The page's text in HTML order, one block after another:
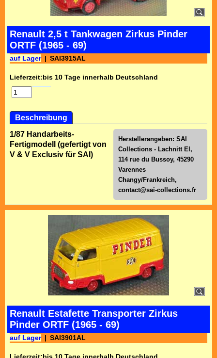
Renault 2,5 t Tankwagen Zirkus Pinder
ORTF (1965 - 69)
auf Lager SAI3915AL
Lieferzeit:bis 10 Tage innerhalb Deutschland
Beschreibung
Herstellerangeben: SAI
Collections - Lachnitt El,
114 rue du Bussoy, 45290
Varennes
Changy/Frankreich,
contact@sai-collections.fr
1/87 Handarbeits-
Fertigmodell (gefertigt von
V & V Exclusiv für SAI)
Renault Estafette Transporter Zirkus
Pinder ORTF (1965 - 69)
auf Lager SAI3901AL